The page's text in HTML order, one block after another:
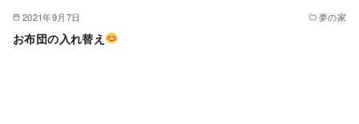
2021年9月7日 夢の家
お布団の入れ替え